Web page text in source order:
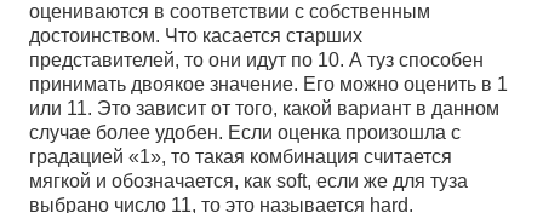
оцениваются в соответствии с собственным
достоинством. Что касается старших
представителей, то они идут по 10. А туз способен
принимать двоякое значение. Его можно оценить в 1
или 11. Это зависит от того, какой вариант в данном
случае более удобен. Если оценка произошла с
градацией «1», то такая комбинация считается
мягкой и обозначается, как soft, если же для туза
выбрано число 11, то это называется hard.